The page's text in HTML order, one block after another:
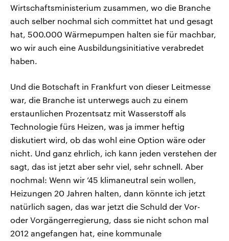
Wirtschaftsministerium zusammen, wo die Branche
auch selber nochmal sich committet hat und gesagt
hat, 500.000 Wärmepumpen halten sie für machbar,
wo wir auch eine Ausbildungsinitiative verabredet
haben.
Und die Botschaft in Frankfurt von dieser Leitmesse
war, die Branche ist unterwegs auch zu einem
erstaunlichen Prozentsatz mit Wasserstoff als
Technologie fürs Heizen, was ja immer heftig
diskutiert wird, ob das wohl eine Option wäre oder
nicht. Und ganz ehrlich, ich kann jeden verstehen der
sagt, das ist jetzt aber sehr viel, sehr schnell. Aber
nochmal: Wenn wir ’45 klimaneutral sein wollen,
Heizungen 20 Jahren halten, dann könnte ich jetzt
natürlich sagen, das war jetzt die Schuld der Vor-
oder Vorgängerregierung, dass sie nicht schon mal
2012 angefangen hat, eine kommunale